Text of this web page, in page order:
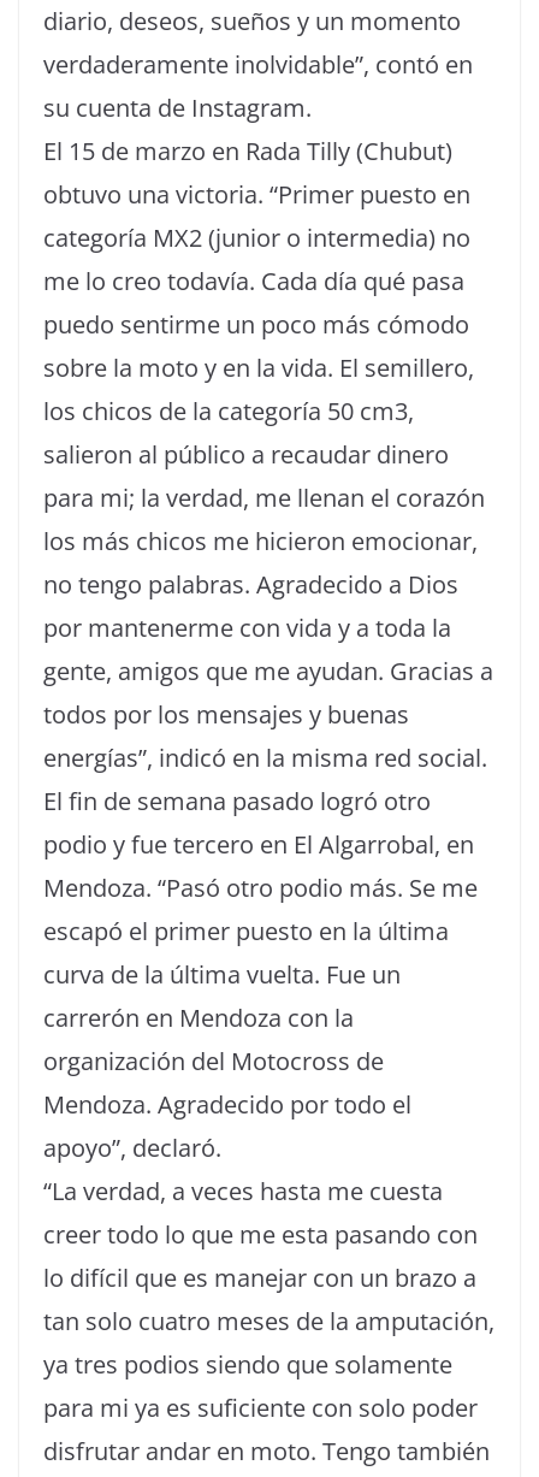
diario, deseos, sueños y un momento
verdaderamente inolvidable”, contó en
su cuenta de Instagram.
El 15 de marzo en Rada Tilly (Chubut)
obtuvo una victoria. “Primer puesto en
categoría MX2 (junior o intermedia) no
me lo creo todavía. Cada día qué pasa
puedo sentirme un poco más cómodo
sobre la moto y en la vida. El semillero,
los chicos de la categoría 50 cm3,
salieron al público a recaudar dinero
para mi; la verdad, me llenan el corazón
los más chicos me hicieron emocionar,
no tengo palabras. Agradecido a Dios
por mantenerme con vida y a toda la
gente, amigos que me ayudan. Gracias a
todos por los mensajes y buenas
energías”, indicó en la misma red social.
El fin de semana pasado logró otro
podio y fue tercero en El Algarrobal, en
Mendoza. “Pasó otro podio más. Se me
escapó el primer puesto en la última
curva de la última vuelta. Fue un
carrerón en Mendoza con la
organización del Motocross de
Mendoza. Agradecido por todo el
apoyo”, declaró.
“La verdad, a veces hasta me cuesta
creer todo lo que me esta pasando con
lo difícil que es manejar con un brazo a
tan solo cuatro meses de la amputación,
ya tres podios siendo que solamente
para mi ya es suficiente con solo poder
disfrutar andar en moto. Tengo también